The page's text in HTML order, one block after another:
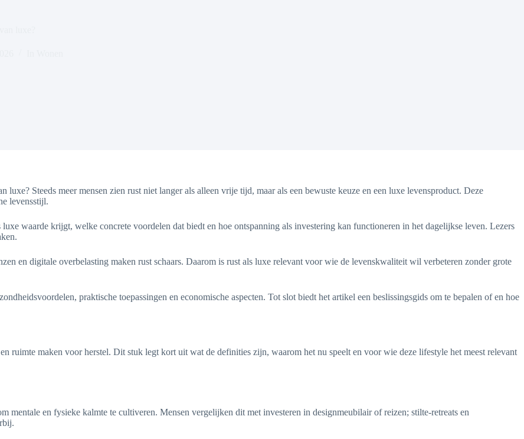
Steeds meer mensen zien rust niet langer als alleen vrije tijd, maar als een bewuste keuze en een luxe levensproduct. Deze
levensstijl.
waarde krijgt, welke concrete voordelen dat biedt en hoe ontspanning als investering kan functioneren in het dagelijkse leven. Lezers
en digitale overbelasting maken rust schaars. Daarom is rust als luxe relevant voor wie de levenskwaliteit wil verbeteren zonder grote
praktische toepassingen en economische aspecten. Tot slot biedt het artikel een beslissingsgids om te bepalen of en hoe
ruimte maken voor herstel. Dit stuk legt kort uit wat de definities zijn, waarom het nu speelt en voor wie deze lifestyle het meest relevant
mentale en fysieke kalmte te cultiveren. Mensen vergelijken dit met investeren in designmeubilair of reizen; stilte-retreats en